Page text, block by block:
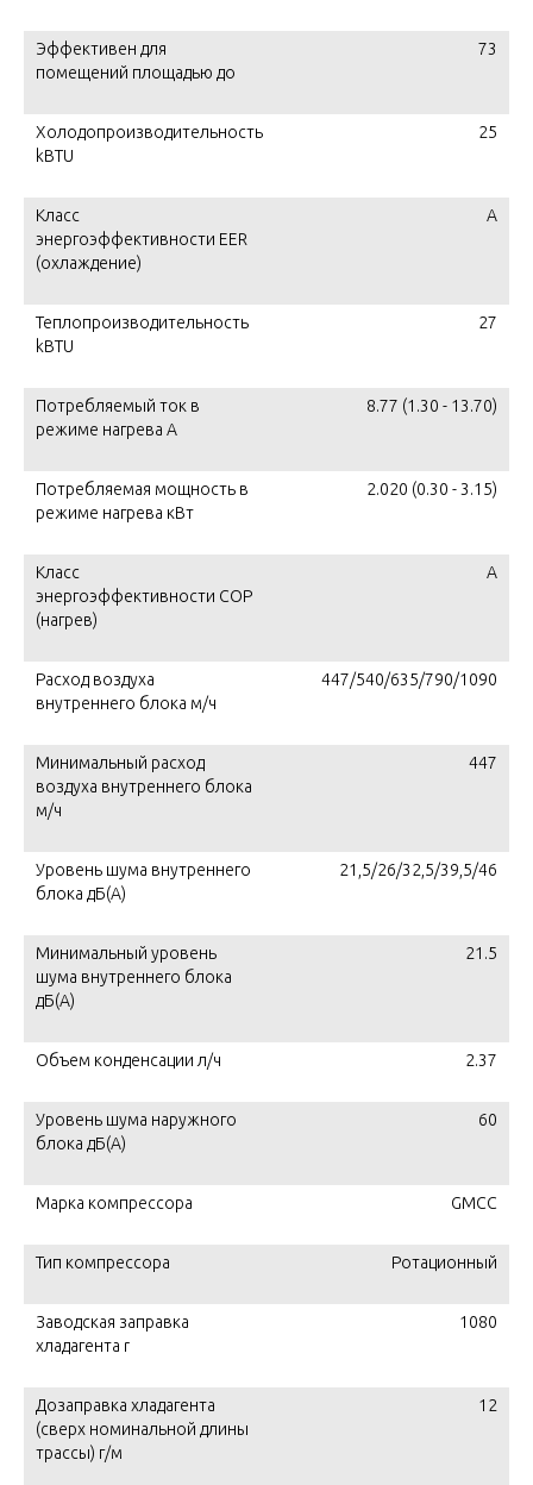
Эффективен для
помещений площадью до
73
Холодопроизводительность
kBTU
25
Класс
энергоэффективности EER
(охлаждение)
А
Теплопроизводительность
kBTU
27
Потребляемый ток в
режиме нагрева A
8.77 (1.30 - 13.70)
Потребляемая мощность в
режиме нагрева кВт
2.020 (0.30 - 3.15)
Класс
энергоэффективности COP
(нагрев)
А
Расход воздуха
внутреннего блока м/ч
447/540/635/790/1090
Минимальный расход
воздуха внутреннего блока
м/ч
447
Уровень шума внутреннего
блока дБ(А)
21,5/26/32,5/39,5/46
Минимальный уровень
шума внутреннего блока
дБ(А)
21.5
Объем конденсации л/ч 2.37
Уровень шума наружного
блока дБ(А)
60
Марка компрессора GMCC
Тип компрессора Ротационный
Заводская заправка
хладагента r
1080
Дозаправка хладагента
(сверх номинальной длины
трассы) г/м
12